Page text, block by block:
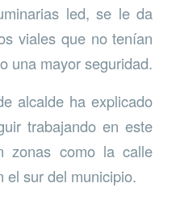
led, se le da
viales que no tenían
una mayor seguridad.
alcalde ha explicado
trabajando en este
zonas como la calle
el sur del municipio.